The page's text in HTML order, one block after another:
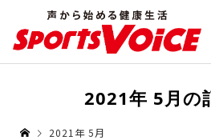
2021年 5月の
2021年 5月